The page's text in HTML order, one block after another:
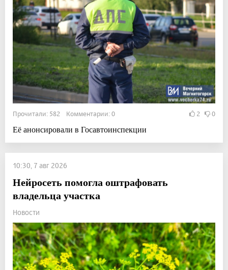
Прочитали: 582 Комментарии: 0 2 0
Её анонсировали в Госавтоинспекции
10:30, 7 авг 2026
Нейросеть помогла оштрафовать
владельца участка
Новости